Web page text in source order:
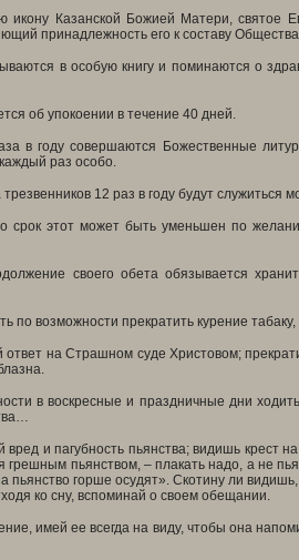
икону Казанской Божией Матери, святое
принадлежность его к составу
в особую книгу и поминаются о
об упокоении в течение 40 дней.
в году совершаются Божественные
раз особо.
12 раз в году будут
срок этот может быть уменьшен по
своего обета обязывается
по возможности прекратить курение
ответ на Страшном суде Христовом;
в воскресные и праздничные дни
и пагубность пьянства; видишь крест
грешным пьянством, – плакать надо, а не
пьянство горше осудят». Скотину ли
ко сну, вспоминай о своем обещании.
имей ее всегда на виду, чтобы она